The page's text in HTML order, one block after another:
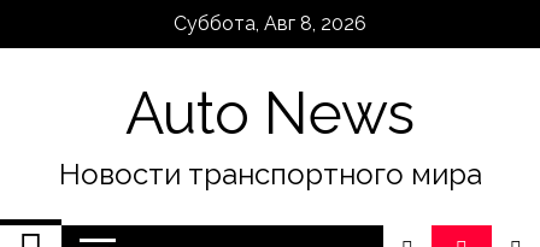
Суббота, Авг 8, 2026
Auto News
Новости транспортного мира